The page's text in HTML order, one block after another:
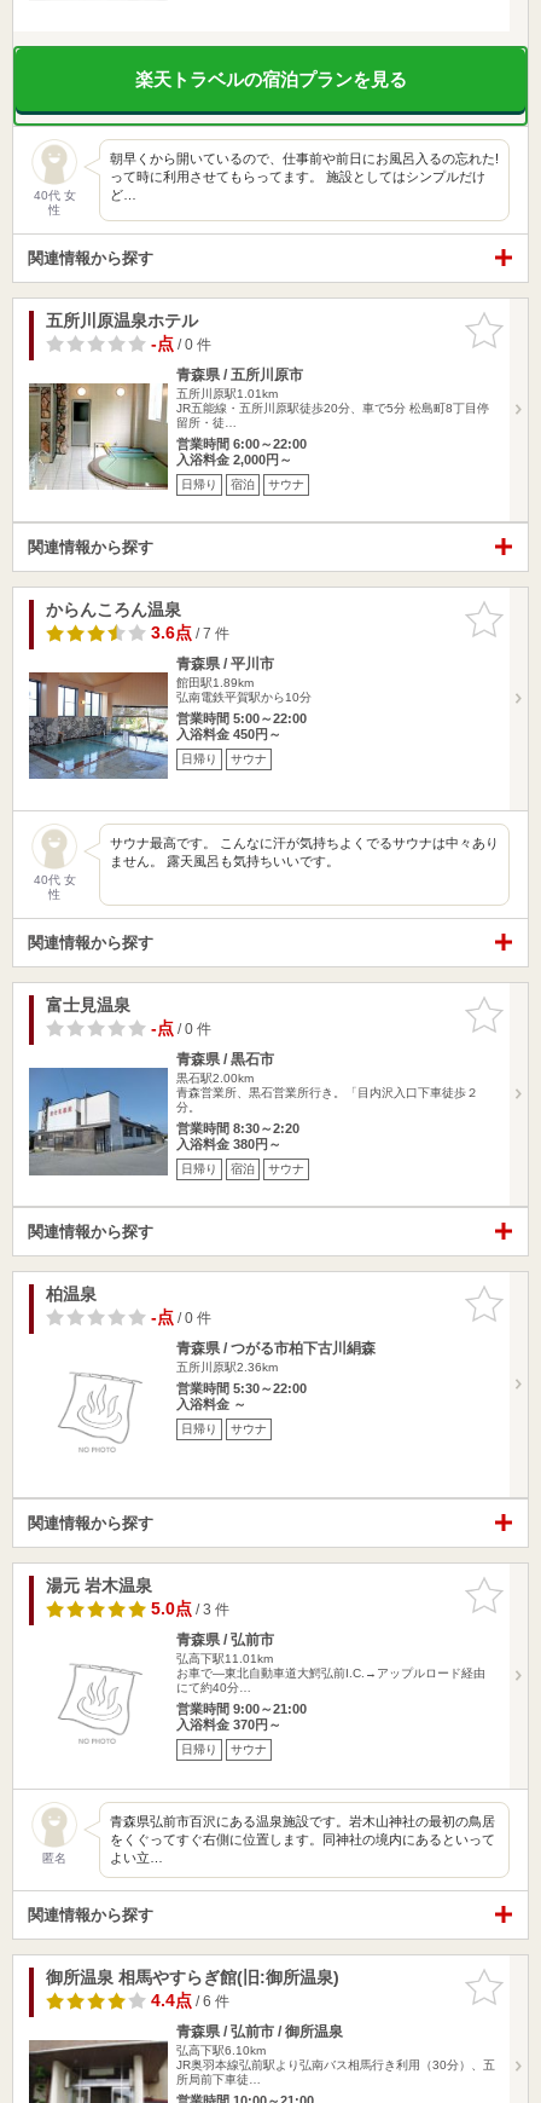
楽天トラベルの宿泊プランを見る
40代 女
性
朝早くから開いているので、仕事前や前日にお風呂入るの忘れた!
って時に利用させてもらってます。 施設としてはシンプルだけ
ど…
関連情報から探す
お気に入
りに追加
五所川原温泉ホテル
-点/ 0 件
青森県 / 五所川原市
五所川原駅1.01km
JR五能線・五所川原駅徒歩20分、車で5分 松島町8丁目停
留所・徒…
営業時間 6:00～22:00
入浴料金 2,000円～
日帰り 宿泊 サウナ
関連情報から探す
お気に入
りに追加
からんころん温泉
3.6点/ 7 件
青森県 / 平川市
館田駅1.89km
弘南電鉄平賀駅から10分
営業時間 5:00～22:00
入浴料金 450円～
日帰り サウナ
40代 女
性
サウナ最高です。 こんなに汗が気持ちよくでるサウナは中々あり
ません。 露天風呂も気持ちいいです。
関連情報から探す
お気に入
りに追加
富士見温泉
-点/ 0 件
青森県 / 黒石市
黒石駅2.00km
青森営業所、黒石営業所行き。「目内沢入口下車徒歩２
分。
営業時間 8:30～2:20
入浴料金 380円～
日帰り 宿泊 サウナ
関連情報から探す
お気に入
りに追加
柏温泉
-点/ 0 件
青森県 / つがる市柏下古川絹森
五所川原駅2.36km
営業時間 5:30～22:00
入浴料金 ～
日帰り サウナ
関連情報から探す
お気に入
りに追加
湯元 岩木温泉
5.0点/ 3 件
青森県 / 弘前市
弘高下駅11.01km
お車で―東北自動車道大鰐弘前I.C.→アップルロード経由
にて約40分…
営業時間 9:00～21:00
入浴料金 370円～
日帰り サウナ
匿名
青森県弘前市百沢にある温泉施設です。岩木山神社の最初の鳥居
をくぐってすぐ右側に位置します。同神社の境内にあるといって
よい立…
関連情報から探す
お気に入
りに追加
御所温泉 相馬やすらぎ館(旧:御所温泉)
4.4点/ 6 件
青森県 / 弘前市 / 御所温泉
弘高下駅6.10km
JR奥羽本線弘前駅より弘南バス相馬行き利用（30分）、五
所局前下車徒…